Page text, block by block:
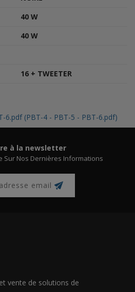
40 W
40 W
16 + TWEETER
6.pdf (PBT-4 - PBT-5 - PBT-6.pdf)
à la newsletter
Sur Nos Dernières Informations
vente de solutions de